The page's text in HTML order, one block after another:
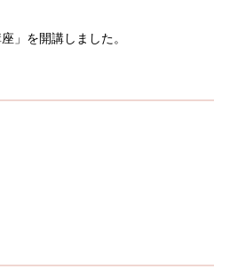
」を開講しました。